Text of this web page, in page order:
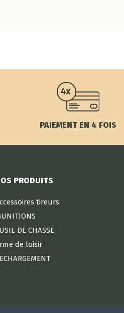
PAIEMENT EN 4 FOIS
PRODUITS
tireurs
DE CHASSE
de loisir